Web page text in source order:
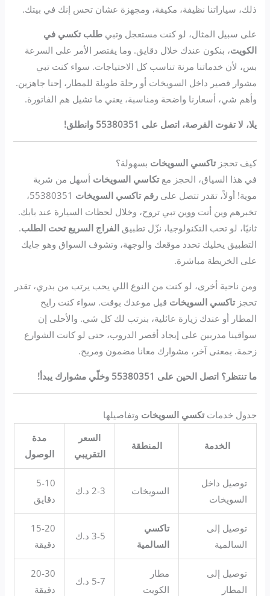
ذلك، سياراتنا نظيفة، مكيفة، ومجهزة عشان تحس إنك في بيتك.
على سبيل المثال، لو كنت مستعجل وتبيطلب تكسي في
الكويت، بنكون عندك خلال دقايق. وما يقتصر الأمر على السرعة
بس، لأن خدماتنا مرنة تناسب كل الاحتياجات. سواء كنت تبي
مشوار قصير داخل السويخات أو رحلة طويلة للمطار، إحنا جاهزين.
وأهم شي، أسعارنا واضحة ومناسبة، يعني ما تشيل هم الفاتورة.
يلا، لا تفوت الفرصة، اتصل على 55380351 وانطلق!
كيف تحجزتاكسي السويخات بسهولة؟
في هذا السياق، الحجز معتكاسي السويخات أسهل من شربة
موية! أولاً، تقدر تتصل علىرقم تاكسي السويخات
55380351،
تخبرهم وين أنت ووين تبي تروح، وخلال لحظات السيارة عند بابك.
ثانيًا، لو تحب التكنولوجيا، نزّل تطبيقالفراج السريع تحت الطلب.
التطبيق يخليك تحدد موقعك والوجهة، وتشوف السواق وهو جايك
على الخريطة مباشرة.
ومن ناحية أخرى، لو كنت من النوع اللي يحب يرتب من بدري، تقدر
تحجزتاكسي السويخات قبل موعدك بوقت. سواء كنت رايح
المطار أو عندك زيارة عائلية، بنرتب لك كل شي. والأحلى إن
سواقينا مدربين على إيجاد أقصر الدروب، حتى لو كانت الشوارع
زحمة. بمعنى آخر، مشوارك معانا مضمون ومريح.
ما تنتظر؟ اتصل الحين على 55380351 وخلّي مشوارك يبدأ!
جدول خدماتتكسي السويخات وتفاصيلها
الخدمة المنطقة
السعر
التقريبي
مدة
الوصول
توصيل داخل
السويخات
السويخات 2-3 د.ك
5-10
دقايق
توصيل إلى
السالمية
تاكسي
السالمية
3-5 د.ك
15-20
دقيقة
توصيل إلى
المطار
مطار
الكويت
5-7 د.ك
20-30
دقيقة